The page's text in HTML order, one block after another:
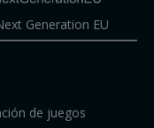
Generation EU
de juegos